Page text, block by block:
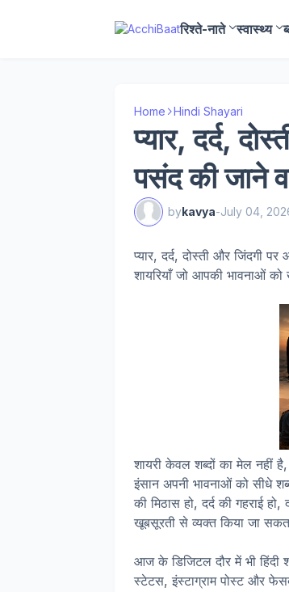
रिश्ते-नाते स्वास्थ्य
Home Hindi Shayari
प्यार, दर्द,
पसंद की जाने
bykavya-July 04,
प्यार, दर्द, दोस्ती और जिंदगी
शायरियाँ जो आपकी भावनाओं
शायरी केवल शब्दों का मेल नहीं
इंसान अपनी भावनाओं को सीधे
की मिठास हो, दर्द की गहराई
खूबसूरती से व्यक्त किया जा
आज के डिजिटल दौर में भी हिंदी
स्टेटस, इंस्टाग्राम पोस्ट और